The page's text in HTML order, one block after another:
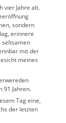
vier Jahre alt.
sondern
erinnere
seltsamen
mit der
meines
91 Jahren.
Tag eine,
der letzten